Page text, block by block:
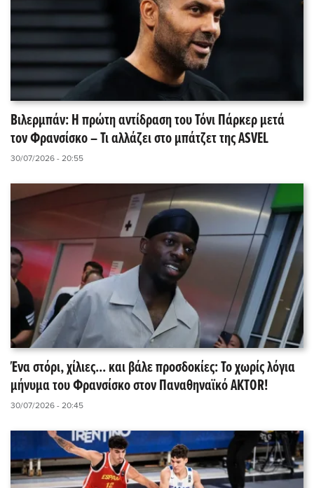
Βιλερμπάν: Η πρώτη αντίδραση του Τόνι Πάρκερ μετά
τον Φρανσίσκο – Τι αλλάζει στο μπάτζετ της ASVEL
30/07/2026 - 20:55
Ένα στόρι, χίλιες... και βάλε προσδοκίες: Το χωρίς λόγια
μήνυμα του Φρανσίσκο στον Παναθηναϊκό AKTOR!
30/07/2026 - 20:45